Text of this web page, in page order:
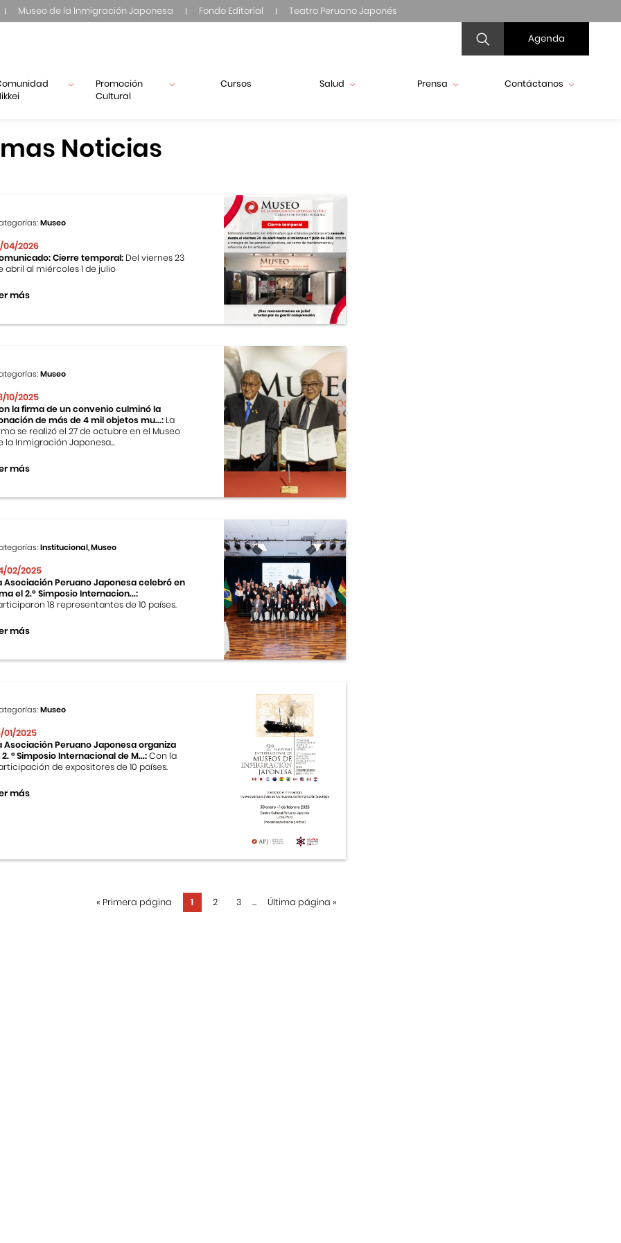
Museo de la Inmigración Japonesa Fondo Editorial Teatro Peruano Japonés
Agenda
Promoción
Cultural
Cursos Salud Prensa Contáctanos
Noticias
Museo
04/2026
Cierre temporal: Del viernes 23
abril al miércoles 1 de julio
más
Museo
10/2025
la firma de un convenio culminó la
de más de 4 mil objetos mu...: La
se realizó el 27 de octubre en el Museo
la Inmigración Japonesa...
más
Institucional, Museo
02/2025
Asociación Peruano Japonesa celebró en
el 2.º Simposio Internacion...:
18 representantes de 10 países.
más
Museo
01/2025
Asociación Peruano Japonesa organiza
2. ° Simposio Internacional de M...:Con la
de expositores de 10 países.
más
« Primera página 1 2 3 ... Última página »